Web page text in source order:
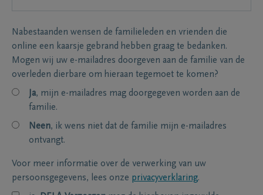
Nabestaanden wensen de familieleden en vrienden die
online een kaarsje gebrand hebben graag te bedanken.
Mogen wij uw e-mailadres doorgeven aan de familie van de
overleden dierbare om hieraan tegemoet te komen?
Ja, mijn e-mailadres mag doorgegeven worden aan de
familie.
Neen, ik wens niet dat de familie mijn e-mailadres
ontvangt.
Voor meer informatie over de verwerking van uw
persoonsgegevens, lees onze privacyverklaring.